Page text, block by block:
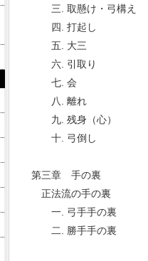
三. 取懸け・弓構え
四. 打起し
五. 大三
六. 引取り
七. 会
八. 離れ
九. 残身（心）
十. 弓倒し
第三章 手の裏
正法流の手の裏
一. 弓手手の裏
二. 勝手手の裏